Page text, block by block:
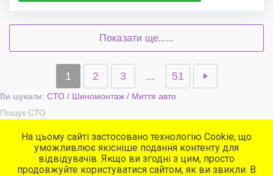
Показати ще......
1 2 3 ... 51
Ви шукали: СТО / Шиномонтаж / Миття авто
Пошук СТО
Популярні сервіси
СТО
Автомийки
На цьому сайті застосовано технологію Cookie, що
уможливлює якісніше подання контенту для
відвідувачів. Якщо ви згодні з цим, просто
продовжуйте користуватися сайтом, як ви звикли. В